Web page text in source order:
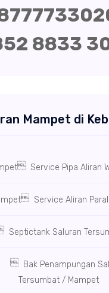
8833
Mampet di
 Service Pipa Aliran
 Service Aliran
Septictank Saluran
 Bak Penampungan
Tersumbat / Mampet